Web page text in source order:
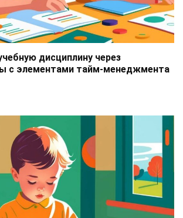
дисциплину через
с элементами тайм-менеджмента